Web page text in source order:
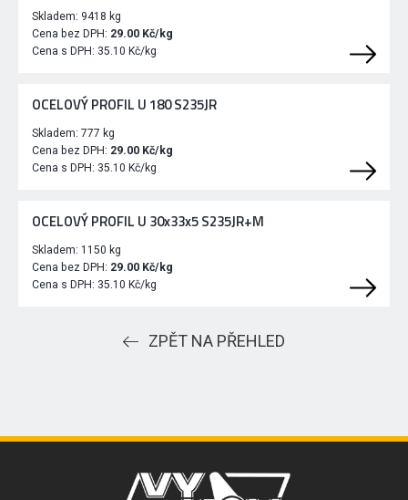
Skladem: 9418 kg
Cena bez DPH: 29.00 Kč/kg
Cena s DPH: 35.10 Kč/kg
OCELOVÝ PROFIL U 180 S235JR
Skladem: 777 kg
Cena bez DPH: 29.00 Kč/kg
Cena s DPH: 35.10 Kč/kg
OCELOVÝ PROFIL U 30x33x5 S235JR+M
Skladem: 1150 kg
Cena bez DPH: 29.00 Kč/kg
Cena s DPH: 35.10 Kč/kg
ZPĚT NA PŘEHLED